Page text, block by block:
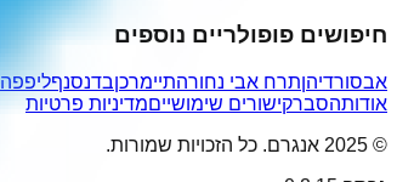
חיפושים פופולריים נוספים
אבסורדיהןתרח אבי נחורהתיימרכןבדנסנףליפפה
אודותהסברקישורים שימושייםמדיניות פרטיות
© 2025 אנגרם. כל הזכויות שמורות.